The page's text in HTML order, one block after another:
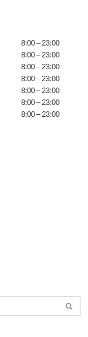
8:00 – 23:00
8:00 – 23:00
8:00 – 23:00
8:00 – 23:00
8:00 – 23:00
8:00 – 23:00
8:00 – 23:00